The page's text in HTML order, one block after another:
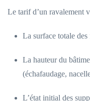
Le tarif d’un ravalement
La surface totale des
La hauteur du
(échafaudage,
L’état initial des